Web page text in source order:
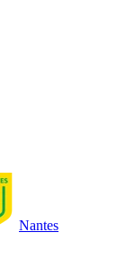
Nantes